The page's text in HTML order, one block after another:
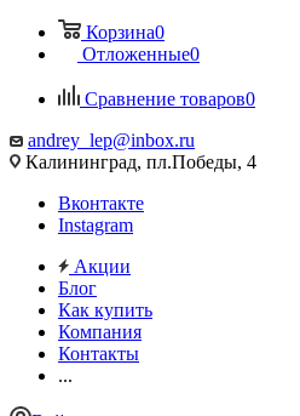
Корзина0
Отложенные0
Сравнение товаров0
andrey_lep@inbox.ru
Калининград, пл.Победы, 4
Вконтакте
Instagram
Акции
Блог
Как купить
Компания
Контакты
...